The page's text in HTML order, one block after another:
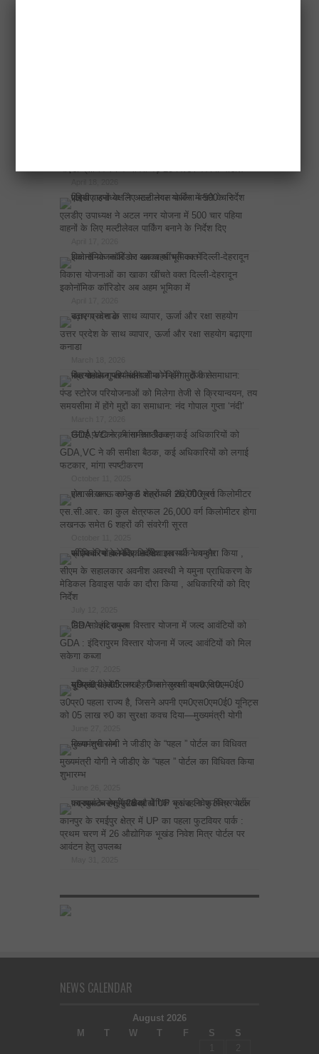
एलडीए उपाध्यक्ष ने अटल नगर योजना में 500 चार पहिया
वाहनों के लिए मल्टीलेवल पार्किंग बनाने के निर्देश दिए
विकास योजनाओं का खाका खींचते वक्त दिल्ली-देहरादून
इकोनॉमिक कॉरिडोर अब अहम भूमिका में
उत्तर प्रदेश के साथ व्यापार, ऊर्जा और रक्षा सहयोग बढ़ाएगा
कनाडा
पंप्ड स्टोरेज परियोजनाओं को मिलेगा तेजी से क्रियान्वयन, तय
समयसीमा में होंगे मुद्दों का समाधान: नंद गोपाल गुप्ता ‘नंदी’
GDA,VC ने की समीक्षा बैठक, कई अधिकारियों को लगाई
फटकार, मांगा स्पष्टीकरण
एस.सी.आर. का कुल क्षेत्रफल 26,000 वर्ग किलोमीटर होगा
लखनऊ समेत 6 शहरों की संवरेगी सूरत
सीएम के सहालकार अवनीश अवस्थी ने यमुना प्राधिकरण के
मेडिकल डिवाइस पार्क का दौरा किया , अधिकारियों को दिए
निर्देश
GDA : इंदिरापुरम विस्तार योजना में जल्द आवंटियों को मिल
सकेगा कब्जा
उ0प्र0 पहला राज्य है, जिसने अपनी एम0एस0एम0ई0 यूनिट्स
को 05 लाख रु0 का सुरक्षा कवच दिया—मुख्यमंत्री योगी
मुख्यमंत्री योगी ने जीडीए के “पहल ” पोर्टल का विधिवत किया
शुभारम्भ
कानपुर के रमईपुर क्षेत्र में UP का पहला फुटवियर पार्क :
प्रथम चरण में 26 औद्योगिक भूखंड निवेश मित्र पोर्टल पर
आवंटन हेतु उपलब्ध
NEWS CALENDAR
August 2026
M
T W T F S
S
2